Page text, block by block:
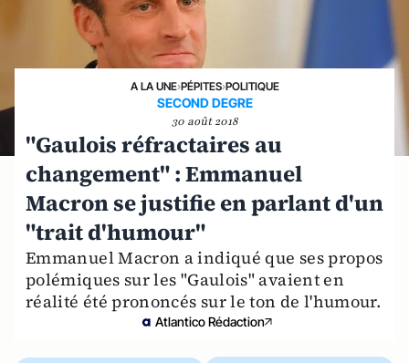
A LA UNE›PÉPITES›POLITIQUE
SECOND DEGRE
30 août 2018
"Gaulois réfractaires au
changement" : Emmanuel
Macron se justifie en parlant d'un
"trait d'humour"
Emmanuel Macron a indiqué que ses propos
polémiques sur les "Gaulois" avaient en
réalité été prononcés sur le ton de l'humour.
Atlantico Rédaction